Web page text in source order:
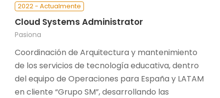
2022 - Actualmente
Cloud Systems Administrator
Pasiona
Coordinación de Arquitectura y mantenimiento
de los servicios de tecnología educativa, dentro
del equipo de Operaciones para España y LATAM
en cliente “Grupo SM”, desarrollando las